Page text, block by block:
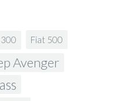
Fiat 500
Avenger